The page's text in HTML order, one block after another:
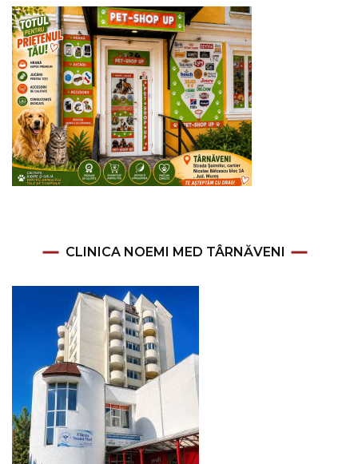
CLINICA NOEMI MED TÂRNĂVENI